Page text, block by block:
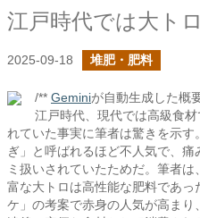
江戸時代では大ト
2025-09-18 堆肥・肥料
/** Geminiが自動生成した概
江戸時代、現代では高級食
れていた事実に筆者は驚きを示
ぎ」と呼ばれるほど不人気で、
ミ扱いされていたためだ。筆者
富な大トロは高性能な肥料であ
ケ」の考案で赤身の人気が高ま